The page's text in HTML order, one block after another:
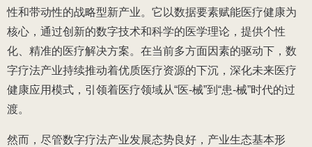
性和带动性的战略型新产业。它以数据要素赋能医疗健康为
核心，通过创新的数字技术和科学的医学理论，提供个性
化、精准的医疗解决方案。在当前多方面因素的驱动下，数
字疗法产业持续推动着优质医疗资源的下沉，深化未来医疗
健康应用模式，引领着医疗领域从“医-械”到“患-械”时代的过
渡。
然而，尽管数字疗法产业发展态势良好，产业生态基本形